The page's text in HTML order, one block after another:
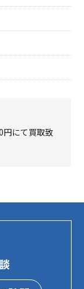
円にて買取致